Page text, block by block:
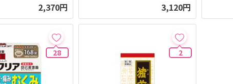
2,370円 3,120円
28 2